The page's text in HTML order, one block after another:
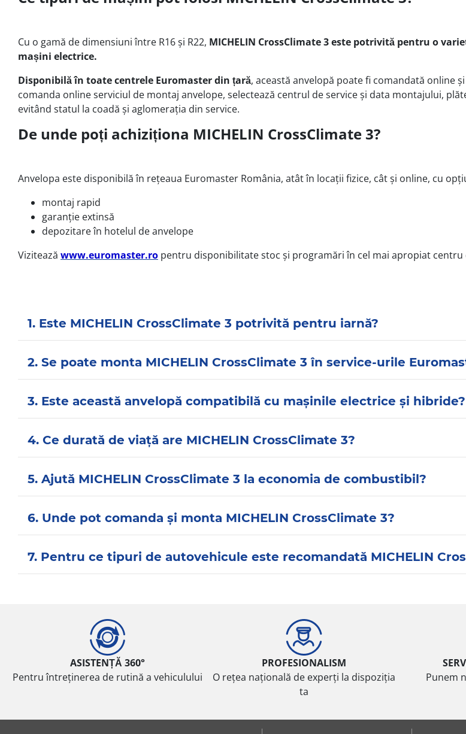
Cu o gamă de dimensiuni între R16 și R22, MICHELIN CrossClimate 3 este potrivită pentru o
mașini electrice.
Disponibilă în toate centrele Euromaster din țară, această anvelopă poate fi comandată online
comanda online serviciul de montaj anvelope, selectează centrul de service și data montajului,
evitând statul la coadă și aglomerația din service.
De unde poți achiziționa MICHELIN CrossClimate 3?
Anvelopa este disponibilă în rețeaua Euromaster România, atât în locații fizice, cât și online, cu
montaj rapid
garanție extinsă
depozitare în hotelul de anvelope
Vizitează www.euromaster.ro pentru disponibilitate stoc și programări în cel mai apropiat
1. Este MICHELIN CrossClimate 3 potrivită pentru iarnă?
2. Se poate monta MICHELIN CrossClimate 3 în service-urile
3. Este această anvelopă compatibilă cu mașinile electrice și hibride?
4. Ce durată de viață are MICHELIN CrossClimate 3?
5. Ajută MICHELIN CrossClimate 3 la economia de combustibil?
6. Unde pot comanda și monta MICHELIN CrossClimate 3?
7. Pentru ce tipuri de autovehicule este recomandată MICHELIN
ASISTENȚĂ 360°
Pentru întreținerea de rutină a vehiculului
PROFESIONALISM
O rețea națională de experți la dispoziția
ta
Punem